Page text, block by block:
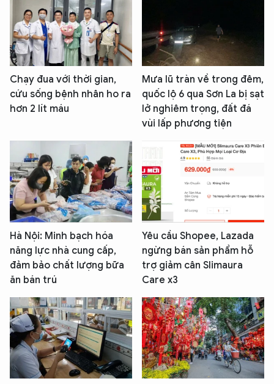
Chạy đua với thời gian,
cứu sống bệnh nhân ho ra
hơn 2 lít máu
Mưa lũ tràn về trong đêm,
quốc lộ 6 qua Sơn La bị sạt
lở nghiêm trọng, đất đá
vùi lấp phương tiện
Hà Nội: Minh bạch hóa
năng lực nhà cung cấp,
đảm bảo chất lượng bữa
ăn bán trú
Yêu cầu Shopee, Lazada
ngừng bán sản phẩm hỗ
trợ giảm cân Slimaura
Care x3